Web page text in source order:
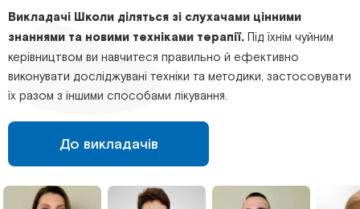
Викладачі Школи діляться зі слухачами цінними
знаннями та новими техніками терапії. Під їхнім чуйним
керівництвом ви навчитеся правильно й ефективно
виконувати досліджувані техніки та методики, застосовувати
їх разом з іншими способами лікування.
До викладачів